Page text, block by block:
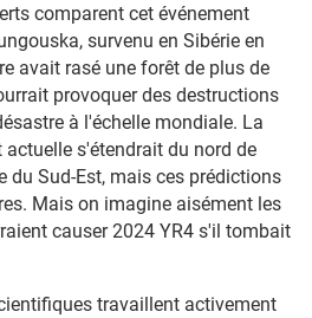
comparent cet événement
survenu en Sibérie en
avait rasé une forêt de plus de
provoquer des destructions
à l'échelle mondiale. La
s'étendrait du nord de
du Sud-Est, mais ces prédictions
Mais on imagine aisément les
causer 2024 YR4 s'il tombait
travaillent activement